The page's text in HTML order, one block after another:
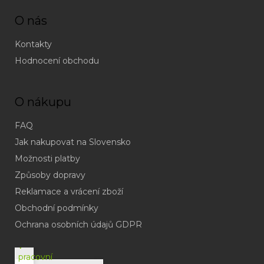
O nás
Kontakty
Hodnocení obchodu
O nákupu
FAQ
Jak nakupovat na Slovensko
Možnosti platby
Způsoby dopravy
Reklamace a vrácení zboží
Obchodní podmínky
Ochrana osobních údajů GDPR
(odpověď
do
v
pracovní